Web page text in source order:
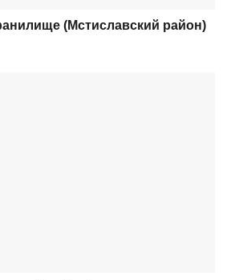
(Мстиславский район)